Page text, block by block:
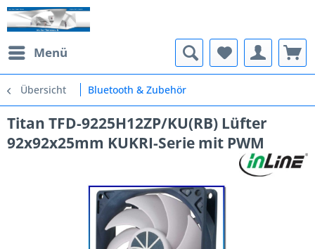
Menü
Übersicht Bluetooth & Zubehör
Titan TFD-9225H12ZP/KU(RB) Lüfter
92x92x25mm KUKRI-Serie mit PWM